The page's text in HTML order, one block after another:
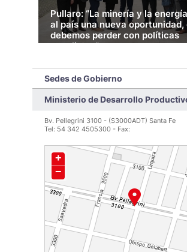
Pullaro: “La minería y la
al país una nueva oportunidad,
debemos perder con políticas
populistas”
Sedes de Gobierno
Ministerio de Desarrollo
Bv. Pellegrini 3100 - (S3000ADT) Santa Fe
Tel: 54 342 4505300 - Fax: